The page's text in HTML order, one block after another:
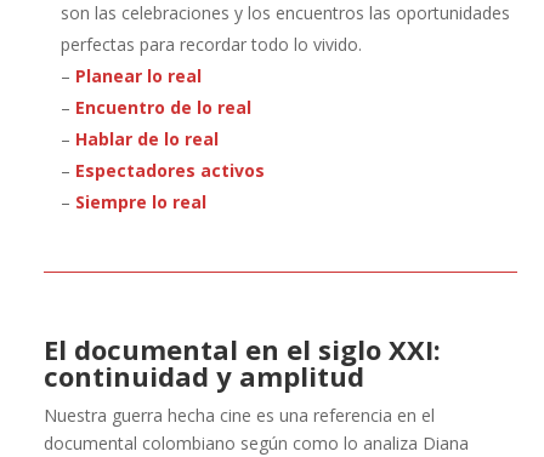
son las celebraciones y los encuentros las oportunidades
perfectas para recordar todo lo vivido.
– Planear lo real
– Encuentro de lo real
– Hablar de lo real
– Espectadores activos
– Siempre lo real
El documental en el siglo XXI:
continuidad y amplitud
Nuestra guerra hecha cine es una referencia en el
documental colombiano según como lo analiza Diana